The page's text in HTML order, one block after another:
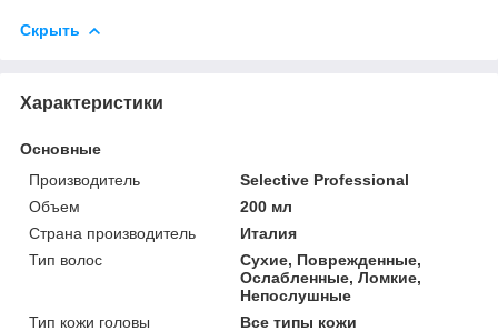
Скрыть
Характеристики
Основные
Производитель
Selective Professional
Объем
200 мл
Страна производитель
Италия
Тип волос
Сухие, Поврежденные,
Ослабленные, Ломкие,
Непослушные
Тип кожи головы
Все типы кожи